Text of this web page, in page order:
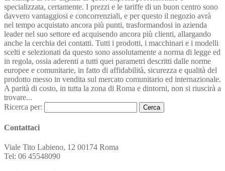
specializzata, certamente. I prezzi e le tariffe di un buon centro sono
davvero vantaggiosi e concorrenziali, e per questo il negozio avrà
nel tempo acquistato ancora più punti, trasformandosi in azienda
leader nel suo settore ed acquisendo ancora più clienti, allargando
anche la cerchia dei contatti. Tutti i prodotti, i macchinari e i modelli
scelti e selezionati da questo sono assolutamente a norma di legge ed
in regola, ossia aderenti a tutti quei parametri descritti dalle norme
europee e comunitarie, in fatto di affidabilità, sicurezza e qualità del
prodotto messo in vendita sul mercato comunitario ed internazionale.
A parità di costo, in tutta la zona di Roma e dintorni, non si riuscirà a
trovare...
Ricerca per:
Contattaci
Viale Tito Labieno, 12 00174 Roma
Tel: 06 45548090